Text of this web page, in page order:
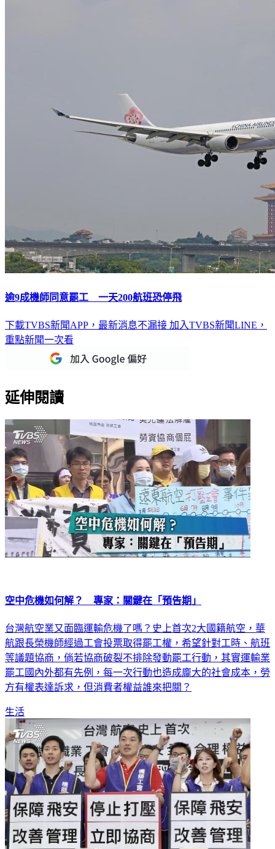
逾9成機師同意罷工 一天200航班恐停飛
下載TVBS新聞APP，最新消息不漏接 加入TVBS新聞LINE，
重點新聞一次看
延伸閱讀
空中危機如何解？ 專家：關鍵在「預告期」
台灣航空業又面臨運輸危機了嗎？史上首次2大國籍航空，華
航跟長榮機師經過工會投票取得罷工權，希望針對工時、航班
等議題協商，倘若協商破裂不排除發動罷工行動，其實運輸業
罷工國內外都有先例，每一次行動也造成龐大的社會成本，勞
方有權表達訴求，但消費者權益誰來把關？
生活